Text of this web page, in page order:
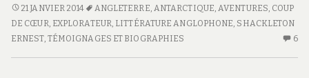
de
AU
CŒUR
DE
21 JANVIER 2014 ANGLETERRE ANTARCTIQUE AVENTURES COUP
DE CŒUR EXPLORATEUR LITTÉRATURE ANGLOPHONE SHACKLETON
ERNEST, TÉMOIGNAGES ET BIOGRAPHIES 6